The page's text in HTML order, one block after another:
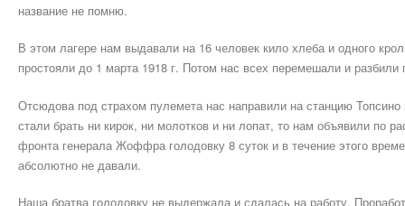
название не помню.
В этом лагере нам выдавали на 16 человек кило хлеба и одного
простояли до 1 марта 1918 г. Потом нас всех перемешали и
Отсюдова под страхом пулемета нас направили на станцию
стали брать ни кирок, ни молотков и ни лопат, то нам объявили по
фронта генерала Жоффра голодовку 8 суток и в течение этого
абсолютно не давали.
Наша братва голодовку не выдержала и сдалась на работу.